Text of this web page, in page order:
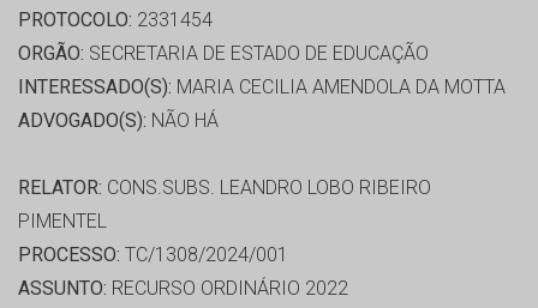
PROTOCOLO: 2331454
ORGÃO: SECRETARIA DE ESTADO DE EDUCAÇÃO
INTERESSADO(S): MARIA CECILIA AMENDOLA DA MOTTA
ADVOGADO(S): NÃO HÁ
RELATOR: CONS.SUBS. LEANDRO LOBO RIBEIRO
PIMENTEL
PROCESSO: TC/1308/2024/001
ASSUNTO: RECURSO ORDINÁRIO 2022